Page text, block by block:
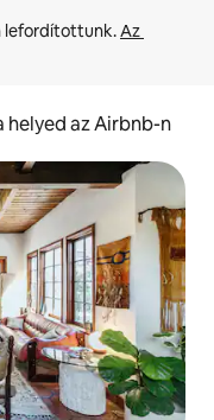
lefordítottunk. Az
helyed az Airbnb-n